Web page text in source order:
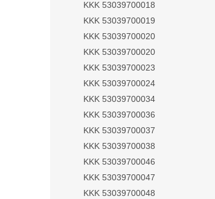
KKK 53039700018
KKK 53039700019
KKK 53039700020
KKK 53039700020
KKK 53039700023
KKK 53039700024
KKK 53039700034
KKK 53039700036
KKK 53039700037
KKK 53039700038
KKK 53039700046
KKK 53039700047
KKK 53039700048